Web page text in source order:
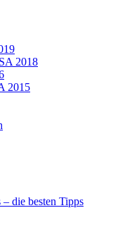
2018
2015
die besten Tipps